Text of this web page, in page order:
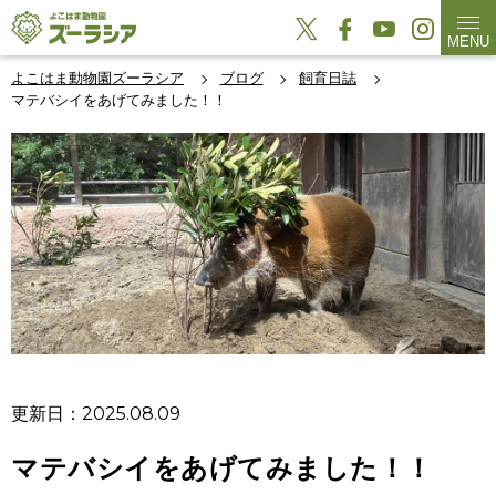
MENU
よこはま動物園ズーラシア ブログ
飼育日誌
マテバシイをあげてみました！！
更新日：2025.08.09
マテバシイをあげてみました！！